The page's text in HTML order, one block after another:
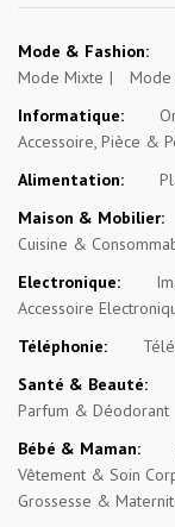
Mode & Fashion:
Mode Mixte
Mode
Informatique:
Accessoire, Pièce &
Alimentation:
Maison & Mobilier:
Cuisine &
Electronique:
Accessoire
Téléphonie:
Santé & Beauté:
Parfum & Déodorant
Bébé & Maman:
Vêtement & Soin
Grossesse &